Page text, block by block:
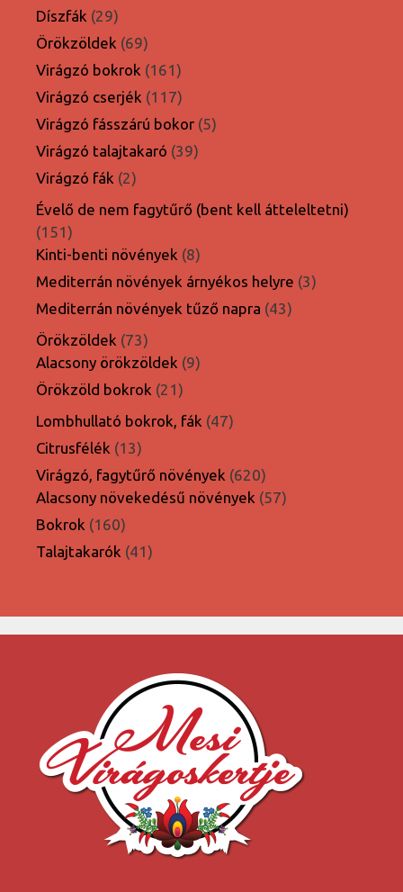
termék
Díszfák 2929
termék
Örökzöldek 6969
termék
Virágzó bokrok 161161
termék
Virágzó cserjék 117117
termék
Virágzó fásszárú bokor 55
Virágzó talajtakaró 3939
Virágzó fák 22
termék
Évelő de nem fagytűrő (bent kell átteleltetni)
151151
termék
Kinti-benti növények 88
termék
Mediterrán növények árnyékos helyre 33
Mediterrán növények tűző napra 4343
Örökzöldek 7373
termék
Alacsony örökzöldek 99
Örökzöld bokrok 2121
termék
Lombhullató bokrok, fák 4747
Citrusfélék 1313
termék
Virágzó, fagytűrő növények 620620
termék
Alacsony növekedésű növények 5757
Bokrok 160160
termék
Talajtakarók 4141